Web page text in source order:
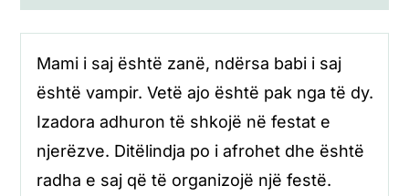
Mami i saj është zanë, ndërsa babi i saj
është vampir. Vetë ajo është pak nga të dy.
Izadora adhuron të shkojë në festat e
njerëzve. Ditëlindja po i afrohet dhe është
radha e saj që të organizojë një festë.